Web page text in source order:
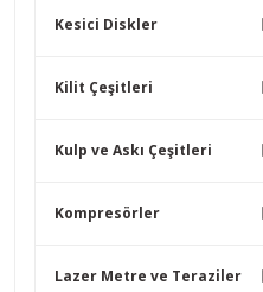
Kesici Diskler
Kilit Çeşitleri
Kulp ve Askı Çeşitleri
Kompresörler
Lazer Metre ve Teraziler